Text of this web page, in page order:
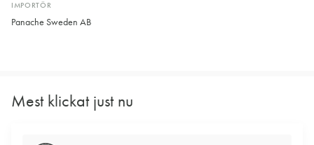
IMPORTÖR
Panache Sweden AB
Mest klickat just nu